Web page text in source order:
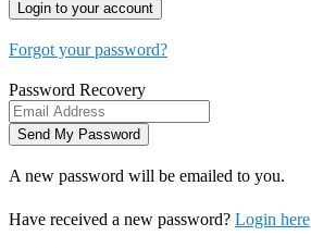
Forgot your password?
Password Recovery
A new password will be emailed to you.
Have received a new password? Login here